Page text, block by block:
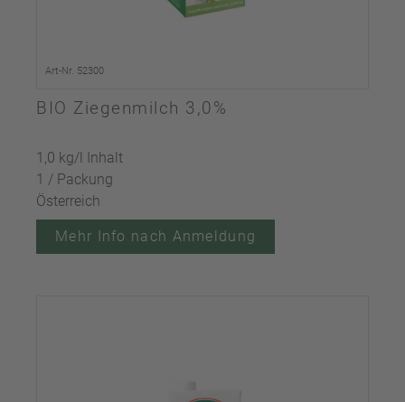
Art-Nr. 52300
BIO Ziegenmilch 3,0%
1,0 kg/l Inhalt
1 / Packung
Österreich
Mehr Info nach Anmeldung